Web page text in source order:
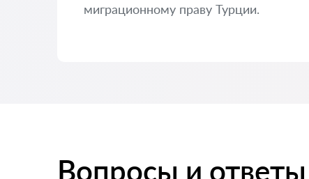
миграционному праву Турции.
Вопросы и ответы